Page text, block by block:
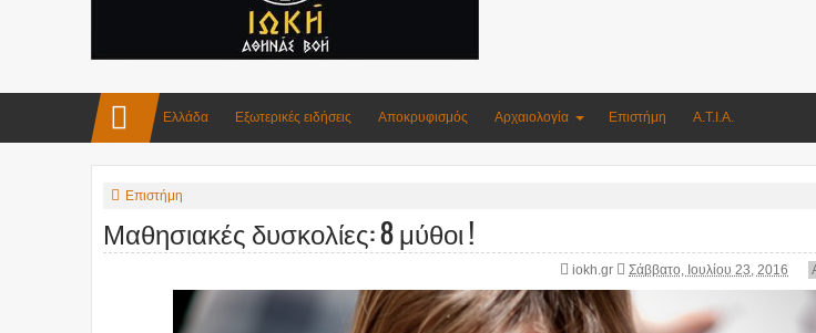
Ελλάδα Εξωτερικές ειδήσεις Αποκρυφισμός Αρχαιολογία Επιστήμη Α.Τ.Ι.Α.
Επιστήμη
Μαθησιακές δυσκολίες: 8 μύθοι !
iokh.gr Σάββατο, Ιουλίου 23, 2016